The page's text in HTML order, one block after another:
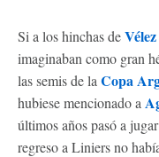
Si a los hinchas deVélez
imaginaban como gran
las semis de la Copa
hubiese mencionado a
últimos años pasó a
regreso a Liniers no